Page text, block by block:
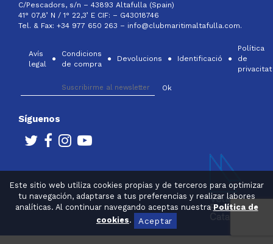
Este sitio web utiliza cookies propias y de terceros para optimizar
tu navegación, adaptarse a tus preferencias y realizar labores
analíticas. Al continuar navegando aceptas nuestra Política de
cookies. Aceptar
C/Pescadors, s/n – 43893 Altafulla (Spain)
41° 07,8’ N / 1° 22,3’ E CIF: – G43018746
Tel. & Fax: +34 977 650 263 – info@clubmaritimaltafulla.com.
Avís
legal
Condicions
de compra
Devolucions Identificació
Política
de
privacitat
Síguenos